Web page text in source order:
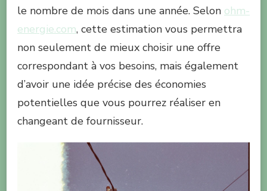
le nombre de mois dans une année. Selon ohm-
energie.com, cette estimation vous permettra
non seulement de mieux choisir une offre
correspondant à vos besoins, mais également
d’avoir une idée précise des économies
potentielles que vous pourrez réaliser en
changeant de fournisseur.